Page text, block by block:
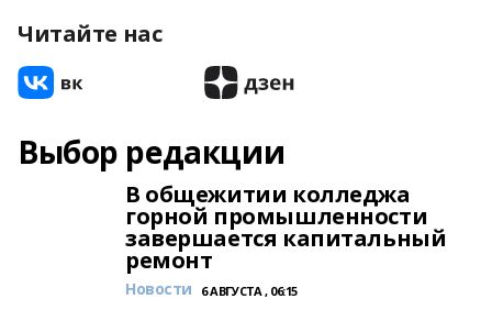
Читайте нас
Выбор редакции
В общежитии колледжа
горной промышленности
завершается капитальный
ремонт
Новости 6 АВГУСТА , 06:15